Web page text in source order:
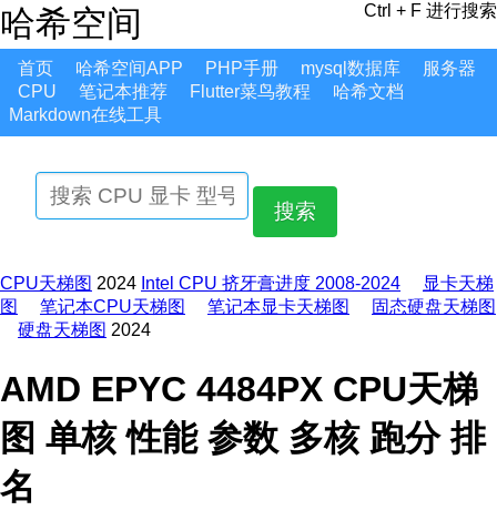
哈希空间 Ctrl + F 进行搜索
首页 哈希空间APP PHP手册 mysql数据库
服务器
CPU
笔记本推荐 Flutter菜鸟教程
哈希文档
Markdown在线工具
搜索
CPU天梯图 2024 Intel CPU 挤牙膏进度 2008-2024
显卡天梯
图
笔记本CPU天梯图 笔记本显卡天梯图
固态硬盘天梯图
硬盘天梯图 2024
AMD EPYC 4484PX CPU天梯
图 单核 性能 参数 多核 跑分 排
名